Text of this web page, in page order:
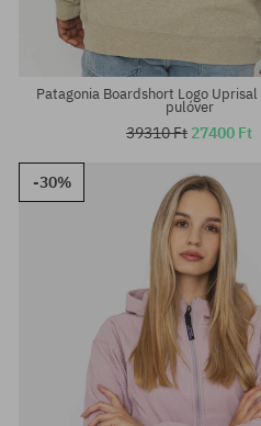
Patagonia Boardshort Logo Uprisal
pulóver
39310 Ft 27400 Ft
-30%